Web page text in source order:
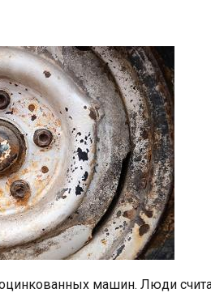
машин. Люди